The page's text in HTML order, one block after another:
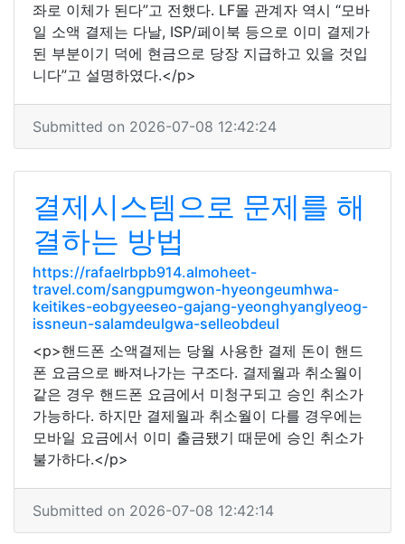
좌로 이체가 된다”고 전했다. LF몰 관계자 역시 “모바
일 소액 결제는 다날, ISP/페이북 등으로 이미 결제가
된 부분이기 덕에 현금으로 당장 지급하고 있을 것입
니다”고 설명하였다.</p>
Submitted on 2026-07-08 12:42:24
결제시스템으로 문제를 해
결하는 방법
https://rafaelrbpb914.almoheet-
travel.com/sangpumgwon-hyeongeumhwa-
keitikes-eobgyeeseo-gajang-yeonghyanglyeog-
issneun-salamdeulgwa-selleobdeul
<p>핸드폰 소액결제는 당월 사용한 결제 돈이 핸드
폰 요금으로 빠져나가는 구조다. 결제월과 취소월이
같은 경우 핸드폰 요금에서 미청구되고 승인 취소가
가능하다. 하지만 결제월과 취소월이 다를 경우에는
모바일 요금에서 이미 출금됐기 때문에 승인 취소가
불가하다.</p>
Submitted on 2026-07-08 12:42:14